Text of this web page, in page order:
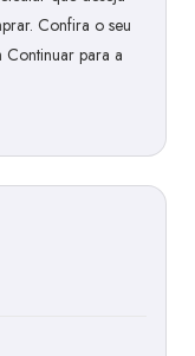
Confira o seu
para a